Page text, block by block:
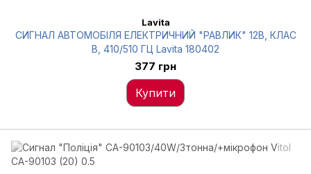
Lavita
СИГНАЛ АВТОМОБІЛЯ ЕЛЕКТРИЧНИЙ "РАВЛИК" 12В, КЛАС
В, 410/510 ГЦ Lavita 180402
377 грн
Купити